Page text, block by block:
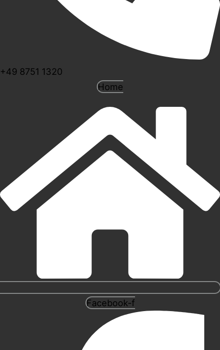
+49 8751 1320
Home
Facebook-f